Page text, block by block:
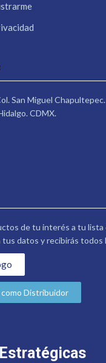
San Miguel
CDMX.
de tu interés a tu lista
tus datos y recibirás todos
Distribuidor